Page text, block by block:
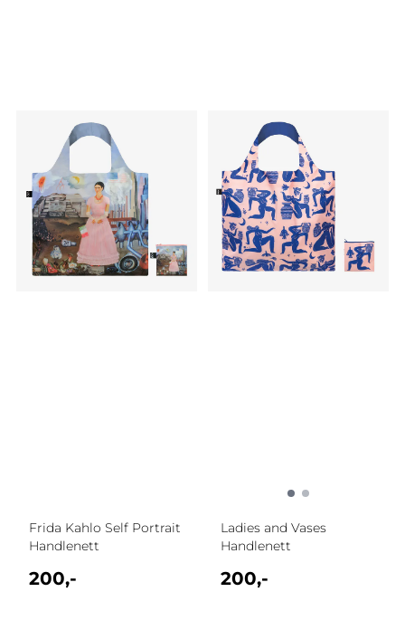
Frida Kahlo Self Portrait
Handlenett
200,-
Ladies and Vases
Handlenett
200,-